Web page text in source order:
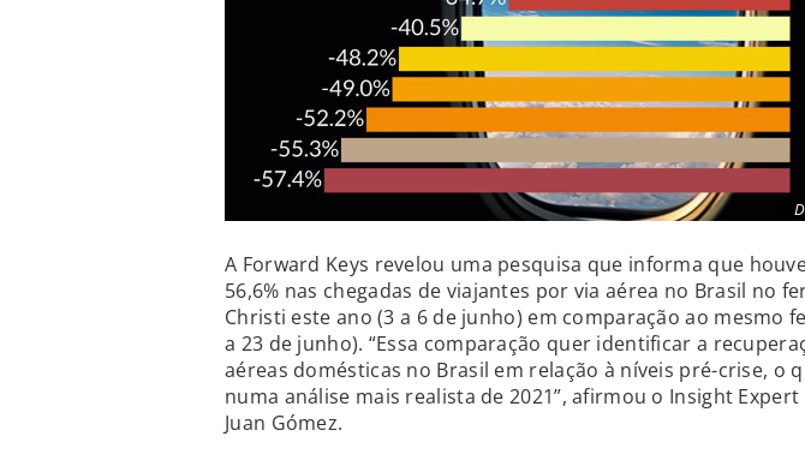
A Forward Keys revelou uma pesquisa que informa que
56,6% nas chegadas de viajantes por via aérea no Brasil no
Christi este ano (3 a 6 de junho) em comparação ao mesmo
a 23 de junho). “Essa comparação quer identificar a
aéreas domésticas no Brasil em relação à níveis pré-crise, o
numa análise mais realista de 2021”, afirmou o Insight Expert
Juan Gómez.